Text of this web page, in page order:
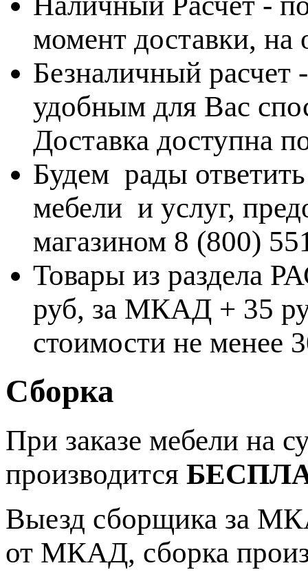
момент доставки, на
Безналичный
удобным для Вас
Доставка доступна
Будем рады
мебели и услуг,
магазином 8 (800)
Товары из раздела
руб, за МКАД + 35
стоимости не менее
Сборка
При заказе мебели на
производится
Выезд сборщика за
от МКАД, сборка